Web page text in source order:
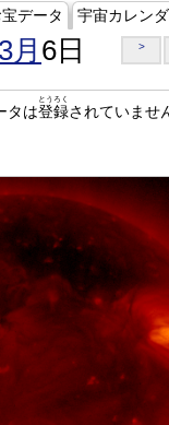
データ 宇宙カレン
月 6日 >
タは登録
とうろく
されていませ